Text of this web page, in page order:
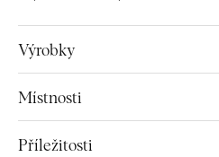
Výrobky
Místnosti
Příležitosti